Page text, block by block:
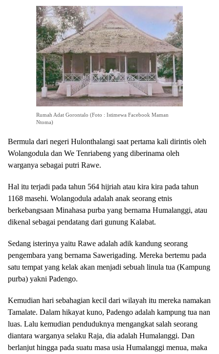
Rumah Adat Gorontalo (Foto : Istimewa Facebook Maman
Ntoma)
Bermula dari negeri Hulonthalangi saat pertama kali dirintis oleh
Wolangodula dan We Tenriabeng yang diberinama oleh
warganya sebagai putri Rawe.
Hal itu terjadi pada tahun 564 hijriah atau kira kira pada tahun
1168 masehi. Wolangodula adalah anak seorang etnis
berkebangsaan Minahasa purba yang bernama Humalanggi, atau
dikenal sebagai pendatang dari gunung Kalabat.
Sedang isterinya yaitu Rawe adalah adik kandung seorang
pengembara yang bernama Sawerigading. Mereka bertemu pada
satu tempat yang kelak akan menjadi sebuah linula tua (Kampung
purba) yakni Padengo.
Kemudian hari sebahagian kecil dari wilayah itu mereka namakan
Tamalate. Dalam hikayat kuno, Padengo adalah kampung tua nan
luas. Lalu kemudian penduduknya mengangkat salah seorang
diantara warganya selaku Raja, dia adalah Humalanggi. Dan
berlanjut hingga pada suatu masa usia Humalanggi menua, maka